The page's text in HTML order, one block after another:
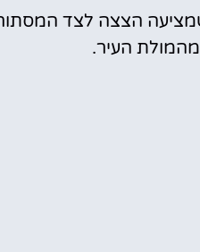
הצצה לצד
מהמולת העיר.